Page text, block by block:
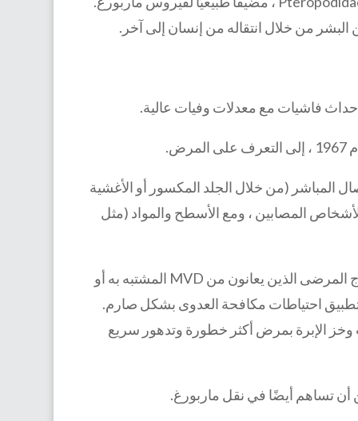
من خلال انتقاله من إنسان إلى آخر.
فاشيات مع معدلات وفيات عالية.
المباشر (من خلال الجلد المكسور أو الأغشية
المصابين ، ومع الأسطح والمواد (مثل
كثيرًا ما أصيب العاملون في مجال الرعاية الصحية بالعدوى أثناء علاج المرضى الذين يعانون من MVD المشتبه به أو
تطبيق احتياطات مكافحة العدوى بشكل صارم.
وخز الإبرة بمرض أكثر خطورة وتدهور سريع
تساهم أيضًا في نقل ماربورغ.